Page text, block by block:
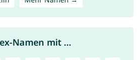
Namen mit ...